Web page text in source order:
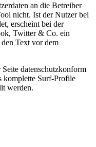
an die Betreiber
nicht. Ist der Nutzer bei
erscheint bei der
Twitter & Co. ein
Text vor dem
datenschutzkonform
komplette Surf-Profile
werden.